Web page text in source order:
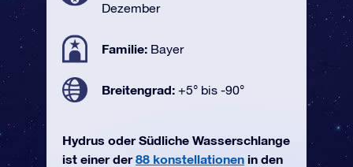
Dezember
Familie: Bayer
Breitengrad: +5° bis -90°
Hydrus oder Südliche Wasserschlange
ist einer der88 konstellationen in den